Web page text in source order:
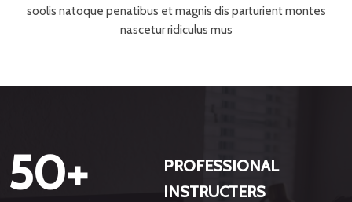
soolis natoque penatibus et magnis dis parturient montes
nascetur ridiculus mus
50+
PROFESSIONAL
INSTRUCTERS